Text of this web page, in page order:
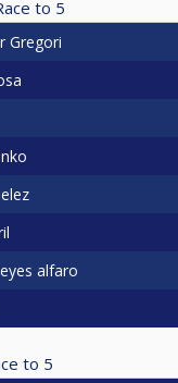
to 5
Gregori
alfaro
to 5